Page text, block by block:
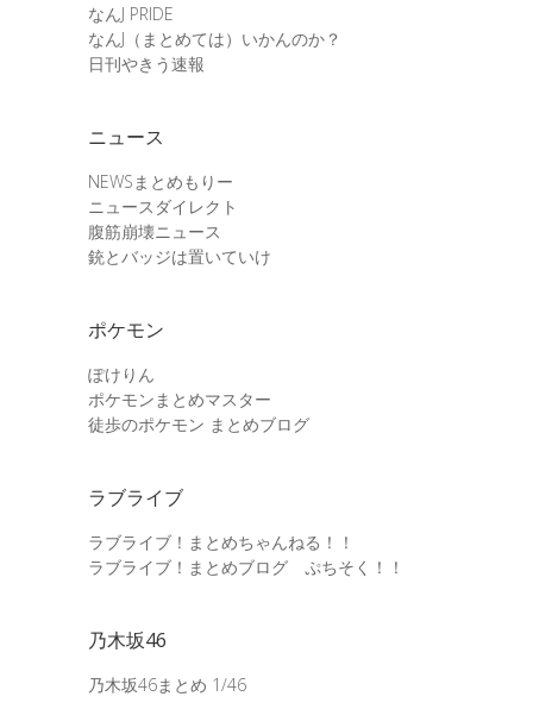
なんJ PRIDE
なんJ（まとめては）いかんのか？
日刊やきう速報
ニュース
NEWSまとめもりー
ニュースダイレクト
腹筋崩壊ニュース
銃とバッジは置いていけ
ポケモン
ぽけりん
ポケモンまとめマスター
徒歩のポケモン まとめブログ
ラブライブ
ラブライブ！まとめちゃんねる！！
ラブライブ！まとめブログ ぷちそく！！
乃木坂46
乃木坂46まとめ 1/46